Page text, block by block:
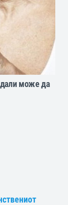
дали може да